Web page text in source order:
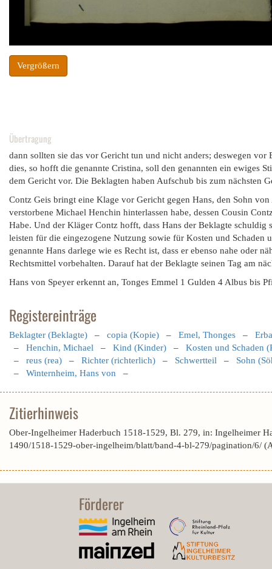
Vergrößern
Übertragung
dann sollten sie das vor Gericht tun und nicht anders; deswegen
dies, so hofft die genannte Cristina, soll den genannten ein ewiges
dem Gericht vor. Die Beklagten haben Aufschub bis zum nächsten
Contz Geis bringt eine Klage vor Gericht gegen Hans, den Sohn
verstorbene Michael Henchin hinterlassen habe, dessen Cousin
Habe. Und der Kläger Contz hofft, dass Hans der Beklagte
leisten für die eingezogene Nutzung sowie für Kosten und Schaden
genannte Hans darlege wie es Recht ist, dass er ebenso nahe oder
Rechtsmittel vorbehalten. Darauf hat der Beklagte seinen Tag am
Hans von Speyer erkennt an, Tonges Emmel 1 Gulden 4 Albus bis
Registereinträge
Beklagter (Beklagte) – copia (Kopie) – Emel, Thonges –
– Henchin, Michael – Kind (Kinder) – Kosten und Schaden
– reus (rea) – Richter (richterlich) – Schwertteil – Sohn
– Winternheim, Hans von –
Zitierhinweis
Ober-Ingelheimer Haderbuch 1518-1529, Bl. 279, in: Ingelheimer
1490/1518-1529-ober-ingelheim/blatt/band-4-bl-279/pagination/6/
Förderer